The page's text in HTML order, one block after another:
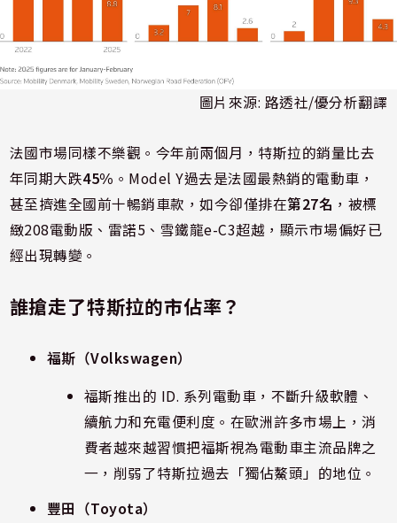
圖片來源: 路透社/優分析翻譯
法國市場同樣不樂觀。今年前兩個月，特斯拉的銷量比去
年同期大跌45% 。Model Y過去是法國最熱銷的電動車，
甚至擠進全國前十暢銷車款，如今卻僅排在第27名 ，被標
緻208電動版、雷諾5、雪鐵龍e-C3超越，顯示市場偏好已
經出現轉變。
誰搶走了特斯拉的市佔率？
福斯（Volkswagen）
福斯推出的 ID. 系列電動車，不斷升級軟體、
續航力和充電便利度。在歐洲許多市場上，消
費者越來越習慣把福斯視為電動車主流品牌之
一，削弱了特斯拉過去「獨佔鰲頭」的地位。
豐田（Toyota）